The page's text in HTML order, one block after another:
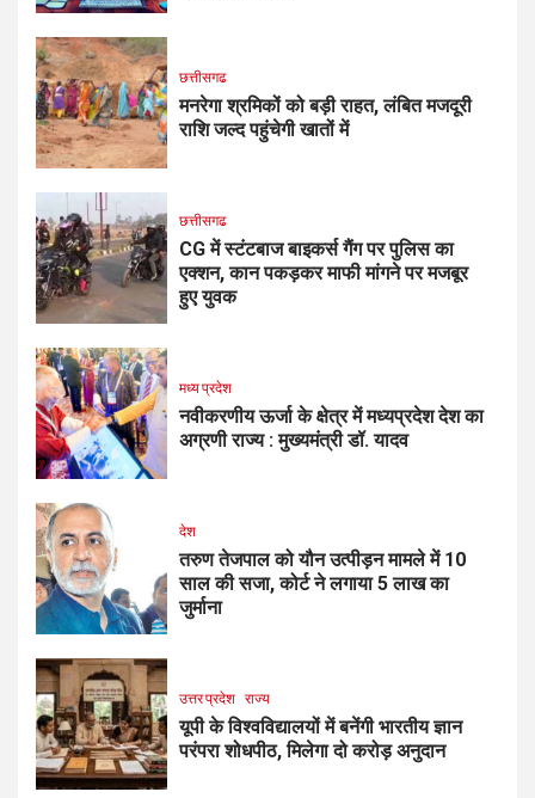
छत्तीसगढ
मनरेगा श्रमिकों को बड़ी राहत, लंबित मजदूरी
राशि जल्द पहुंचेगी खातों में
छत्तीसगढ
CG में स्टंटबाज बाइकर्स गैंग पर पुलिस का
एक्शन, कान पकड़कर माफी मांगने पर मजबूर
हुए युवक
मध्य प्रदेश
नवीकरणीय ऊर्जा के क्षेत्र में मध्यप्रदेश देश का
अग्रणी राज्य : मुख्यमंत्री डॉ. यादव
देश
तरुण तेजपाल को यौन उत्पीड़न मामले में 10
साल की सजा, कोर्ट ने लगाया ₹5 लाख का
जुर्माना
उत्तर प्रदेश राज्य
यूपी के विश्वविद्यालयों में बनेंगी भारतीय ज्ञान
परंपरा शोधपीठ, मिलेगा दो करोड़ अनुदान